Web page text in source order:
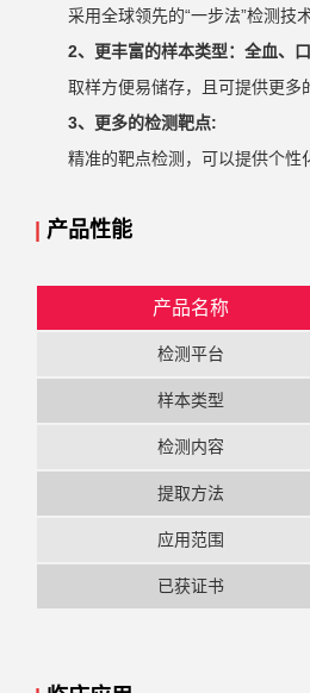
采用全球领先的“一步法”检测技
2、更丰富的样本类型：全血、
取样方便易储存，且可提供更多
3、更多的检测靶点:
精准的靶点检测，可以提供个性
| 产品性能
产品名称
检测平台
样本类型
检测内容
提取方法
应用范围
已获证书